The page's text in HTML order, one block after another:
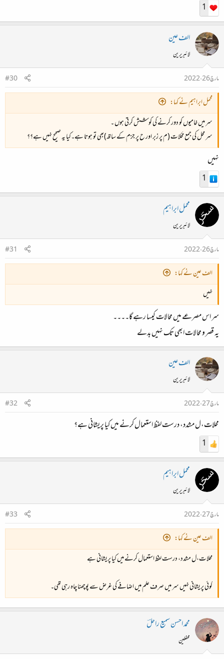
1
الف عین
لائبریرین
مارچ 26، 2022
#30
محمل ابراہیم نے کہا:
سر میں خامیوں کو دور کرنے کی کوشش کرتی ہوں ۔
سر محل کی جمع مَحْلات (م پر زبر اور ح پر جزم کے ساتھ)بھی تو ہوتا ہے۔کیا یہ صحیح نہیں ہے؟؟
نہیں
1
محمل ابراہیم
لائبریرین
مارچ 26، 2022
#31
الف عین نے کہا:
نہیں
سر اس مصرعے میں محالات کیسا رہے گا۔۔۔۔
یہ قصر و محالات ابھی تک نہیں بدلے
الف عین
لائبریرین
مارچ 27، 2022
#32
محلات،ل مشدد، درست لفظ استعمال کرنے میں کیا پریشانی ہے؟
1
محمل ابراہیم
لائبریرین
مارچ 27، 2022
#33
الف عین نے کہا:
محلات،ل مشدد، درست لفظ استعمال کرنے میں کیا پریشانی ہے
کوئی پریشانی نہیں سر میں صرف علم میں اضافے کی غرض سے پوچھنا چاہ رہی تھی۔
محمد احسن سمیع راحلؔ
محفلین